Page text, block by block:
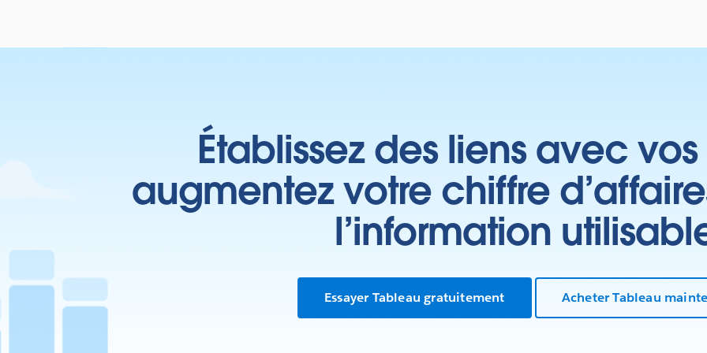
Établissez des liens avec
augmentez votre chiffre
l’information
Essayer Tableau gratuitement Acheter Tableau